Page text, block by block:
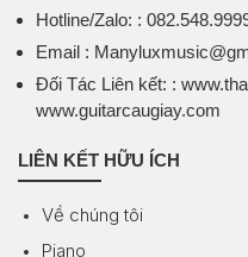
Hotline/Zalo: :
Email :
Đối Tác Liên kết: :
www.guitarcaugiay.com
LIÊN KẾT HỮU ÍCH
Về chúng tôi
Piano